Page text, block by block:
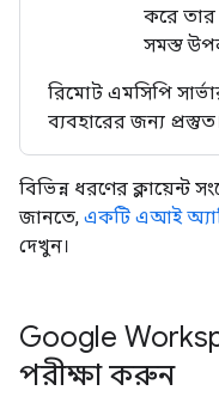
করে তার
সমস্ত
রিমোট এমসিপি
ব্যবহারের জন্য
বিভিন্ন ধরণের ক্লায়েন্ট
জানতে, একটি এআই
দেখুন।
Google
পরীক্ষা করুন